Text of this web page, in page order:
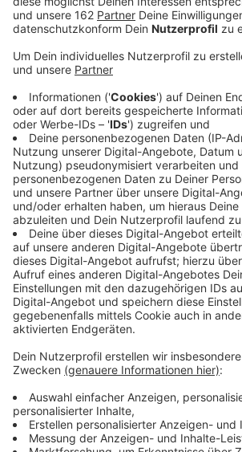
Radio KW sagt "Vielen Dank"! Und
Volksbank Rhein-Lippe. Die hat
Lichtblicke mit 1300 Euro unterstützt.
durch das traditionelle Volksbank-
Herz" zusammengekommen. Dabei
die Kunden der Bank beim Anlegen
dafür, einen Teil ihrer Rendite für den
spenden - eben unter anderem an die
Lichtblicke. Die unterstützt seit vielen
bedürftige Kinder und ihre Familien hier
und in ganz NRW.
Zusatzinfos: 1300 Euro gingen
und 3600 Euro an die Bürgerstiftung
unter anderem mit Kulturprojekten um
und Jugendliche kümmert.
Anzeige